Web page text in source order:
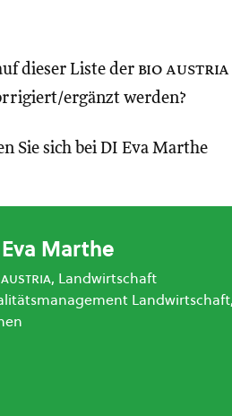
dieser Liste der bio austria
ergänzt werden?
Sie sich bei DI Eva Marthe
Marthe
, Landwirtschaft